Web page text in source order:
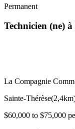
Permanent
Technicien (ne)
La Compagnie
Sainte-Thérèse(2,4km
$60,000 to $75,000